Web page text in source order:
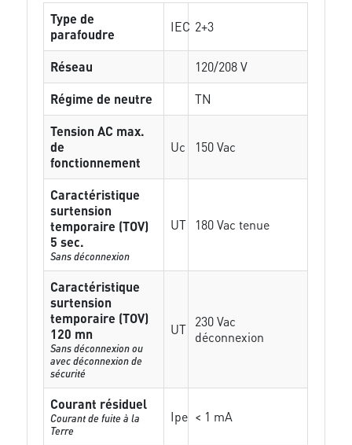
Type de
parafoudre
IEC 2+3
Réseau
120/208 V
Régime de neutre
TN
Tension AC max.
de
fonctionnement
Uc 150 Vac
Caractéristique
surtension
temporaire (TOV)
5 sec.
Sans déconnexion
UT 180 Vac tenue
Caractéristique
surtension
temporaire (TOV)
120 mn
Sans déconnexion ou
avec déconnexion de
sécurité
UT 230 Vac
déconnexion
Courant résiduel
Courant de fuite à la
Terre
Ipe < 1 mA